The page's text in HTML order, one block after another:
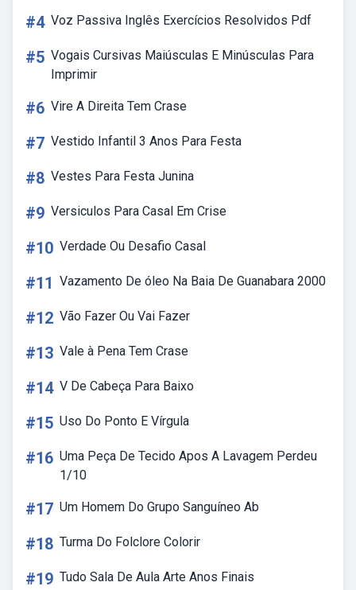
#4 Voz Passiva Inglês Exercícios Resolvidos Pdf
#5 Vogais Cursivas Maiúsculas E Minúsculas Para
Imprimir
#6 Vire A Direita Tem Crase
#7 Vestido Infantil 3 Anos Para Festa
#8 Vestes Para Festa Junina
#9 Versiculos Para Casal Em Crise
#10 Verdade Ou Desafio Casal
#11 Vazamento De óleo Na Baia De Guanabara 2000
#12 Vão Fazer Ou Vai Fazer
#13 Vale à Pena Tem Crase
#14 V De Cabeça Para Baixo
#15 Uso Do Ponto E Vírgula
#16 Uma Peça De Tecido Apos A Lavagem Perdeu
1/10
#17 Um Homem Do Grupo Sanguíneo Ab
#18 Turma Do Folclore Colorir
#19 Tudo Sala De Aula Arte Anos Finais